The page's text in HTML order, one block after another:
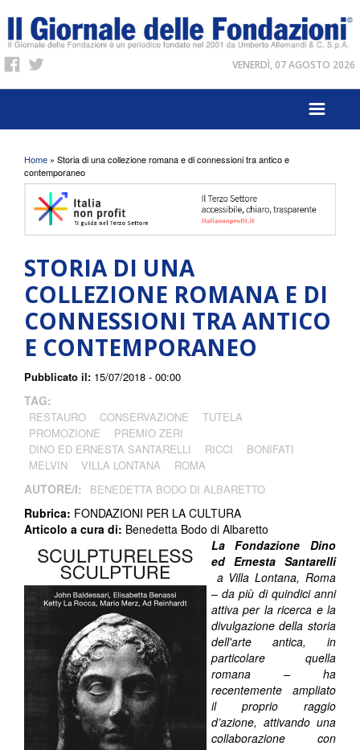
VENERDÌ, 07 AGOSTO 2026
Tu sei qui
Home » Storia di una collezione romana e di connessioni tra antico e
contemporaneo
STORIA DI UNA
COLLEZIONE ROMANA E DI
CONNESSIONI TRA ANTICO
E CONTEMPORANEO
Pubblicato il: 15/07/2018 - 00:00
TAG:
RESTAURO CONSERVAZIONE
TUTELA
PROMOZIONE
PREMIO ZERI
DINO ED ERNESTA SANTARELLI
RICCI
BONIFATI
MELVIN
VILLA LONTANA ROMA
AUTORE/I: BENEDETTA BODO DI ALBARETTO
Rubrica: FONDAZIONI PER LA CULTURA
Articolo a cura di: Benedetta Bodo di Albaretto
La Fondazione Dino
ed Ernesta Santarelli
a Villa Lontana, Roma
–da più di quindici anni
attiva per la ricerca e la
divulgazione della storia
dell'arte antica, in
particolare quella
romana – ha
recentemente ampliato
il proprio raggio
d’azione, attivando una
collaborazione con